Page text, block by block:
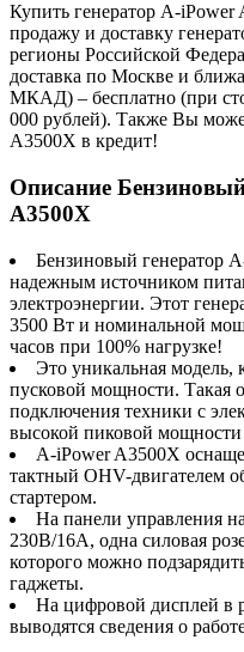
Купить генератор A-
продажу и доставку
регионы Российской
доставка по Москве и
МКАД) – бесплатно (при
000 рублей). Также Вы
A3500X в кредит!
Описание
A3500X
Бензиновый генератор
надежным источником
электроэнергии. Этот
3500 Вт и номинальной
часов при 100% нагрузке!
Это уникальная модель,
пусковой мощности. Такая
подключения техники с
высокой пиковой мощности
A-iPower A3500X
тактный OHV-двигателем
стартером.
На панели управления
230В/16А, одна силовая
которого можно
гаджеты.
На цифровой дисплей в
выводятся сведения о